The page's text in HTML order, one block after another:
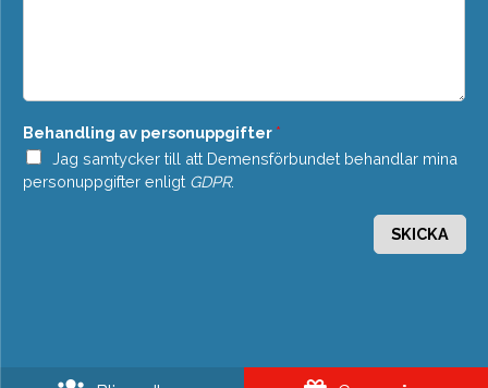
a
d
e
*
Behandling av personuppgifter *
Jag samtycker till att Demensförbundet behandlar mina
personuppgifter enligt GDPR.
SKICKA